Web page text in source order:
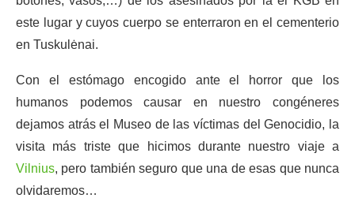
este lugar y cuyos cuerpo se enterraron en el cementerio
en Tuskulėnai.
Con el estómago encogido ante el horror que los
humanos podemos causar en nuestro congéneres
dejamos atrás el Museo de las víctimas del Genocidio, la
visita más triste que hicimos durante nuestro viaje a
Vilnius, pero también seguro que una de esas que nunca
olvidaremos…